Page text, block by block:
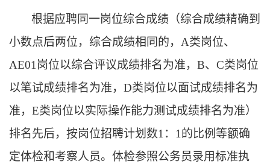
根据应聘同一岗位综合成绩（综合成绩精确到
小数点后两位，综合成绩相同的， A类岗位、
AE01岗位以综合评议成绩排名为准，B、C类岗位
以笔试成绩排名为准，D类岗位以面试成绩排名为
准，E类岗位以实际操作能力测试成绩排名为准）
排名先后，按岗位招聘计划数1：1的比例等额确
定体检和考察人员。体检参照公务员录用标准执